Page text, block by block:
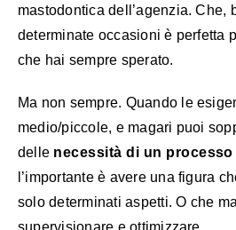
mastodontica dell’agenzia. Che,
determinate occasioni è perfetta
che hai sempre sperato.
Ma non sempre. Quando le
medio/piccole, e magari puoi
delle necessità di un processo
l’importante è avere una figura
solo determinati aspetti. O che
supervisionare e ottimizzare.